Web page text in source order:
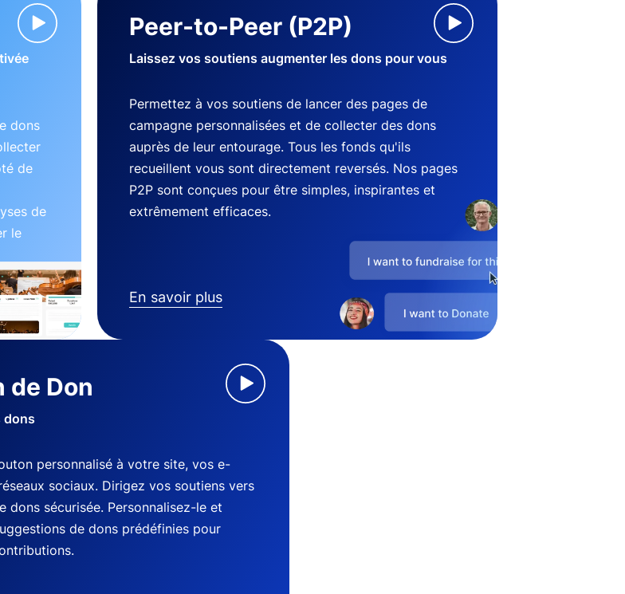
dons
de
de
le
Peer-to-Peer (P2P)
Laissez vos soutiens augmenter les dons pour vous
Permettez à vos soutiens de lancer des pages de
campagne personnalisées et de collecter des dons
auprès de leur entourage. Tous les fonds qu'ils
recueillent vous sont directement reversés. Nos pages
P2P sont conçues pour être simples, inspirantes et
extrêmement efficaces.
En savoir plus
de Don
dons
personnalisé à votre site, vos e-
sociaux. Dirigez vos soutiens vers
dons sécurisée. Personnalisez-le et
de dons prédéfinies pour